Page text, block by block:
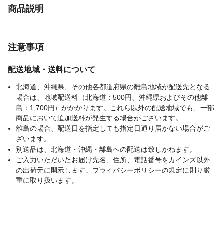
商品説明
注意事項
配送地域・送料について
北海道、沖縄県、その他各都道府県の離島地域が配送先となる
場合は、地域配送料（北海道：500円、沖縄県およびその他離
島：1,700円）がかかります。これら以外の配送地域でも、一部
商品において追加送料が発生する場合がございます。
離島の場合、配送日を指定しても指定日通り届かない場合がご
ざいます。
別送品は、北海道・沖縄・離島への配送は致しかねます。
ご入力いただいたお届け先名、住所、電話番号をカインズ以外
の出荷元に開示します。プライバシーポリシーの規定に則り厳
重に取り扱います。